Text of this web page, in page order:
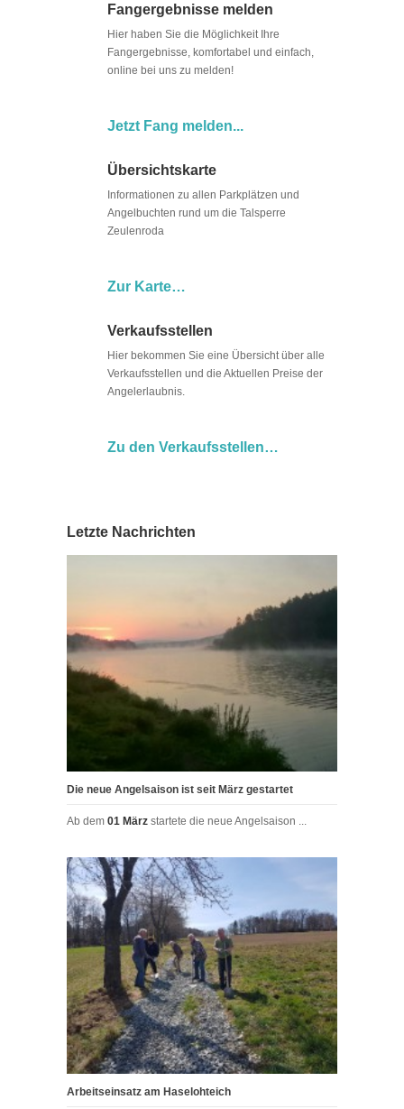
Fangergebnisse melden
Hier haben Sie die Möglichkeit Ihre
Fangergebnisse, komfortabel und einfach,
online bei uns zu melden!
Jetzt Fang melden...
Übersichtskarte
Informationen zu allen Parkplätzen und
Angelbuchten rund um die Talsperre
Zeulenroda
Zur Karte…
Verkaufsstellen
Hier bekommen Sie eine Übersicht über alle
Verkaufsstellen und die Aktuellen Preise der
Angelerlaubnis.
Zu den Verkaufsstellen…
Letzte Nachrichten
Die neue Angelsaison ist seit März gestartet
Ab dem 01 März startete die neue Angelsaison ...
Arbeitseinsatz am Haselohteich